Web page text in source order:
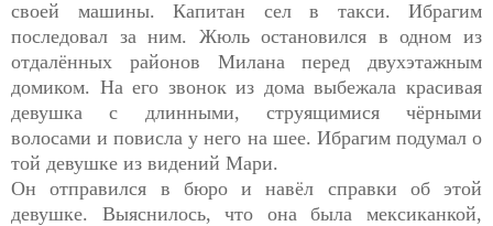
своей машины. Капитан сел в такси. Ибрагим
последовал за ним. Жюль остановился в одном из
отдалённых районов Милана перед двухэтажным
домиком. На его звонок из дома выбежала красивая
девушка с длинными, струящимися чёрными
волосами и повисла у него на шее. Ибрагим подумал о
той девушке из видений Мари.
Он отправился в бюро и навёл справки об этой
девушке. Выяснилось, что она была мексиканкой,